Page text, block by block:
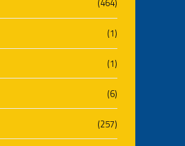
(464)
(1)
(1)
(6)
(257)